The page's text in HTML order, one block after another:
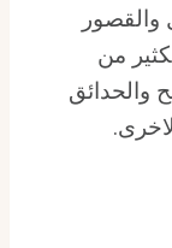
والقصور
من
والحدائق